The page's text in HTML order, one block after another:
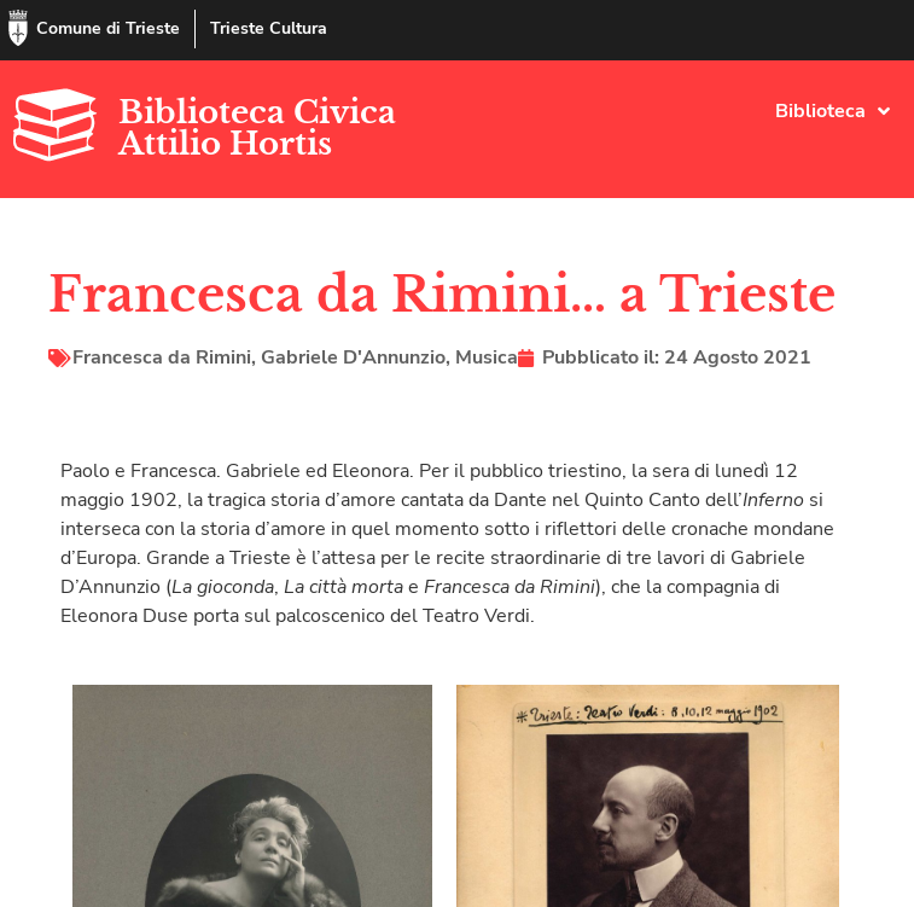
Comune di Trieste Trieste Cultura
Biblioteca Civica
Attilio Hortis
Biblioteca
Francesca da Rimini… a Trieste
Francesca da Rimini, Gabriele D'Annunzio, Musica Pubblicato il: 24 Agosto 2021
Paolo e Francesca. Gabriele ed Eleonora. Per il pubblico triestino, la sera di lunedì 12
maggio 1902, la tragica storia d’amore cantata da Dante nel Quinto Canto dell’Inferno si
interseca con la storia d’amore in quel momento sotto i riflettori delle cronache mondane
d’Europa. Grande a Trieste è l’attesa per le recite straordinarie di tre lavori di Gabriele
D’Annunzio (La gioconda, La città mortae Francesca da Rimini), che la compagnia di
Eleonora Duse porta sul palcoscenico del Teatro Verdi.